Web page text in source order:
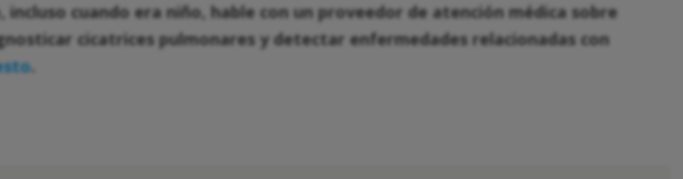
cuando era niño, hable con un proveedor de atención médica sobre
cicatrices pulmonares y detectar enfermedades relacionadas con
.